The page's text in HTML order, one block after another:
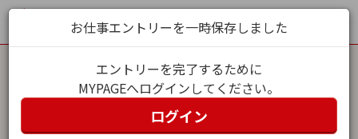
MYPAGEログイン
お仕事エントリーを一時保存しました
エントリーを完了するために
MYPAGEへログインしてください。
ログイン